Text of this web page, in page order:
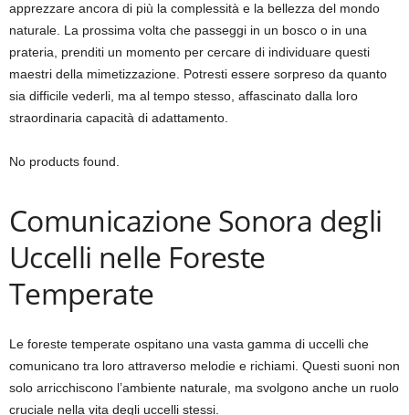
apprezzare ancora di più la complessità e la bellezza del mondo
naturale. La prossima volta che passeggi in un bosco o in una
prateria, prenditi un momento per cercare di individuare questi
maestri della mimetizzazione. Potresti essere sorpreso da quanto
sia difficile vederli, ma al tempo stesso, affascinato dalla loro
straordinaria capacità di adattamento.
No products found.
Comunicazione Sonora degli
Uccelli nelle Foreste
Temperate
Le foreste temperate ospitano una vasta gamma di uccelli che
comunicano tra loro attraverso melodie e richiami. Questi suoni non
solo arricchiscono l’ambiente naturale, ma svolgono anche un ruolo
cruciale nella vita degli uccelli stessi.